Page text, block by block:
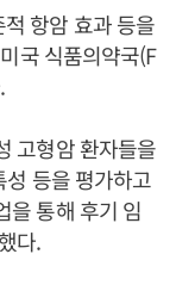
항암 효과 등을
국 식품의약국(F
고형암 환자들을
등을 평가하고
을 통해 후기 임
다.